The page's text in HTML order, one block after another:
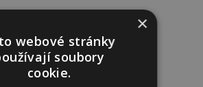
×
webové stránky
soubory
cookie.